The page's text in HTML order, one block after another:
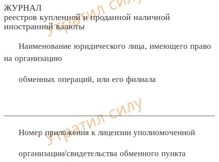
ЖУРНАЛ
реестров купленной и проданной наличной
иностранной валюты
Наименование юридического лица, имеющего право
на организацию
обменных операций, или его филиала
Номер приложения к лицензии уполномоченной
организации/свидетельства обменного пункта